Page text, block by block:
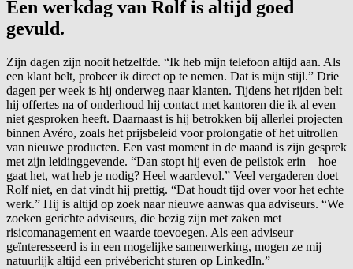
Een werkdag van Rolf is altijd goed
gevuld.
Zijn dagen zijn nooit hetzelfde. “Ik heb mijn telefoon altijd aan. Als
een klant belt, probeer ik direct op te nemen. Dat is mijn stijl.” Drie
dagen per week is hij onderweg naar klanten. Tijdens het rijden belt
hij offertes na of onderhoud hij contact met kantoren die ik al even
niet gesproken heeft. Daarnaast is hij betrokken bij allerlei projecten
binnen Avéro, zoals het prijsbeleid voor prolongatie of het uitrollen
van nieuwe producten. Een vast moment in de maand is zijn gesprek
met zijn leidinggevende. “Dan stopt hij even de peilstok erin – hoe
gaat het, wat heb je nodig? Heel waardevol.” Veel vergaderen doet
Rolf niet, en dat vindt hij prettig. “Dat houdt tijd over voor het echte
werk.” Hij is altijd op zoek naar nieuwe aanwas qua adviseurs. “We
zoeken gerichte adviseurs, die bezig zijn met zaken met
risicomanagement en waarde toevoegen. Als een adviseur
geïnteresseerd is in een mogelijke samenwerking, mogen ze mij
natuurlijk altijd een privébericht sturen op LinkedIn.”